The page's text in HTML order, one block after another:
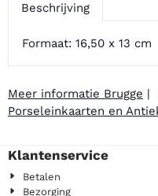
Beschrijving
Formaat: 16,50 x 13 cm
Meer informatie Brugge
Porseleinkaarten en
Klantenservice
Betalen
Bezorging